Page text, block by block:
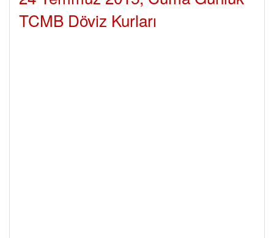
TCMB Döviz Kurları